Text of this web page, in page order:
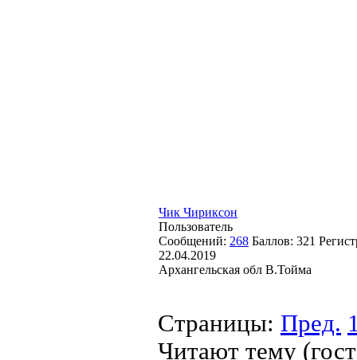
Чик Чириксон
Пользователь
Сообщений: 268 Баллов: 321
22.04.2019
Архангельская обл В.Тойма
Страницы: Пред.
Читают тему